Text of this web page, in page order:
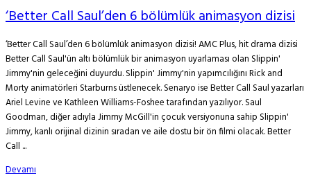
‘Better Call Saul’den 6 bölümlük animasyon dizisi
‘Better Call Saul’den 6 bölümlük animasyon dizisi! AMC Plus, hit drama dizisi
Better Call Saul'ün altı bölümlük bir animasyon uyarlaması olan Slippin'
Jimmy'nin geleceğini duyurdu. Slippin' Jimmy'nin yapımcılığını Rick and
Morty animatörleri Starburns üstlenecek. Senaryo ise Better Call Saul yazarları
Ariel Levine ve Kathleen Williams-Foshee tarafından yazılıyor. Saul
Goodman, diğer adıyla Jimmy McGill'in çocuk versiyonuna sahip Slippin'
Jimmy, kanlı orijinal dizinin sıradan ve aile dostu bir ön filmi olacak. Better
Call ...
Devamı